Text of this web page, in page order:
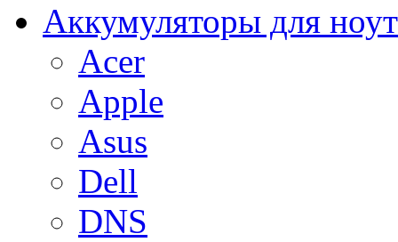
Аккумуляторы для
Acer
Apple
Asus
Dell
DNS